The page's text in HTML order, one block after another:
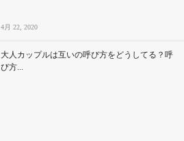
4月 22, 2020
大人カップルは互いの呼び方をどうしてる？呼
び方...